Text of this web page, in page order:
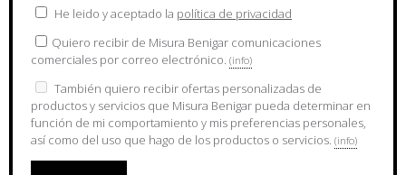
He leido y aceptado la política de privacidad
Quiero recibir de Misura Benigar comunicaciones
comerciales por correo electrónico. (info)
También quiero recibir ofertas personalizadas de
productos y servicios que Misura Benigar pueda determinar en
función de mi comportamiento y mis preferencias personales,
así como del uso que hago de los productos o servicios. (info)